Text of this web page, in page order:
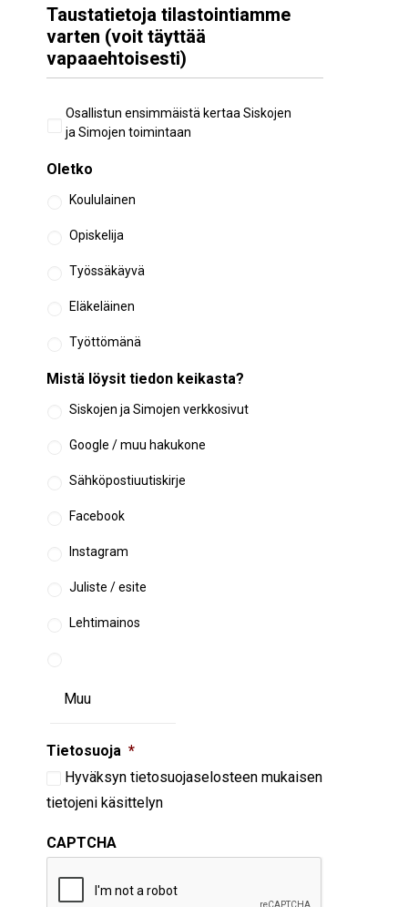
Taustatietoja tilastointiamme
varten (voit täyttää
vapaaehtoisesti)
Aiempi
osallistuminen
Osallistun ensimmäistä kertaa Siskojen
ja Simojen toimintaan
Oletko
Koululainen
Opiskelija
Työssäkäyvä
Eläkeläinen
Työttömänä
Mistä löysit tiedon keikasta?
Siskojen ja Simojen verkkosivut
Google / muu hakukone
Sähköpostiuutiskirje
Facebook
Instagram
Juliste / esite
Lehtimainos
Tietosuoja *
Hyväksyn tietosuojaselosteen mukaisen
tietojeni käsittelyn
CAPTCHA